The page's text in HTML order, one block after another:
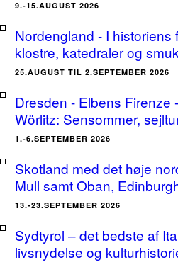
9.-15.AUGUST 2026
Nordengland - I historiens
klostre, katedraler og
25.AUGUST TIL 2.SEPTEMBER 2026
Dresden - Elbens Firenze
Wörlitz: Sensommer,
1.-6.SEPTEMBER 2026
Skotland med det høje
Mull samt Oban,
13.-23.SEPTEMBER 2026
Sydtyrol – det bedste af
livsnydelse og